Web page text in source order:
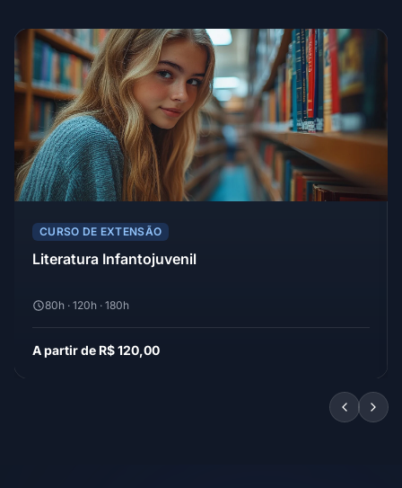
CURSO DE EXTENSÃO
Literatura Infantojuvenil
80h · 120h · 180h
A partir de R$ 120,00